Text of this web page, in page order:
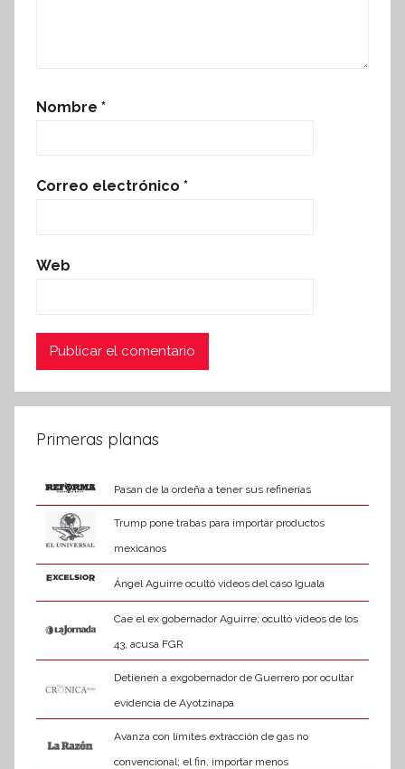
Nombre *
Correo electrónico *
Web
Primeras planas
Pasan de la ordeña a tener sus refinerías
Trump pone trabas para importar productos
mexicanos
Ángel Aguirre ocultó videos del caso Iguala
Cae el ex gobernador Aguirre; ocultó videos de los
43, acusa FGR
Detienen a exgobernador de Guerrero por ocultar
evidencia de Ayotzinapa
Avanza con límites extracción de gas no
convencional; el fin, importar menos